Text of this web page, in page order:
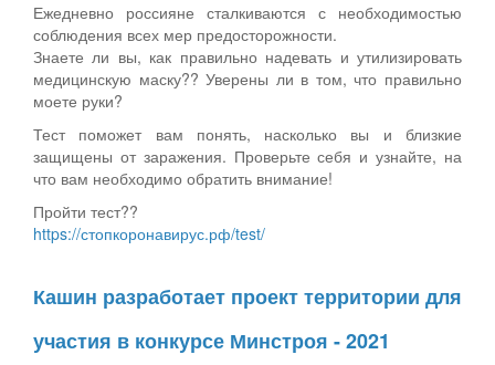
Ежедневно россияне сталкиваются с необходимостью
соблюдения всех мер предосторожности.
Знаете ли вы, как правильно надевать и утилизировать
медицинскую маску?? Уверены ли в том, что правильно
моете руки?
Тест поможет вам понять, насколько вы и близкие
защищены от заражения. Проверьте себя и узнайте, на
что вам необходимо обратить внимание!
Пройти тест??
https://стопкоронавирус.рф/test/
Кашин разработает проект территории для
участия в конкурсе Минстроя - 2021